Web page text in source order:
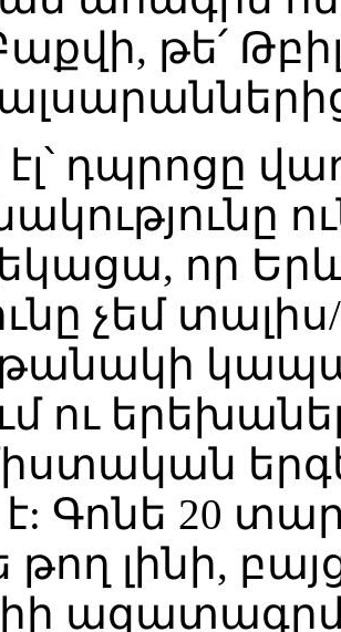
թե՛
դպրոցը
որ
չեմ
ու
Գոնե 20
թող լինի,